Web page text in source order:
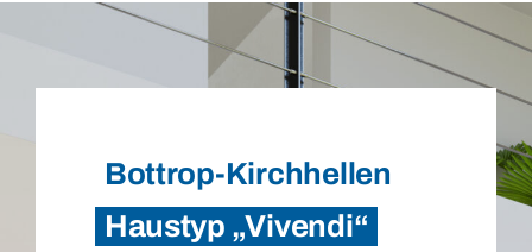
Bottrop-Kirchhellen
Haustyp „Vivendi“